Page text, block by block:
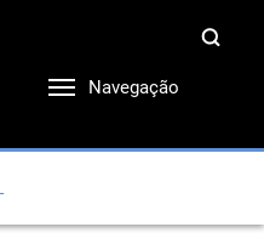
Navegação